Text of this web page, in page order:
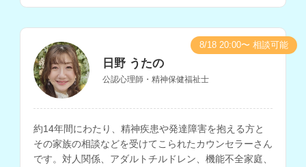
日野 うたの
公認心理師・精神保健福祉士
約14年間にわたり、精神疾患や発達障害を抱える方と
その家族の相談などを受けてこられたカウンセラーさん
です。対人関係、アダルトチルドレン、機能不全家庭、
8/18 20:00〜 相談可能